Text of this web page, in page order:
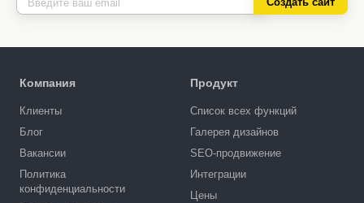
Компания
Клиенты
Блог
Вакансии
Политика
конфиденциальности
Продукт
Список всех функций
Галерея дизайнов
SEO-продвижение
Интеграции
Цены